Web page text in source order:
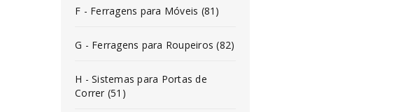
F - Ferragens para Móveis (81)
G - Ferragens para Roupeiros (82)
H - Sistemas para Portas de
Correr (51)